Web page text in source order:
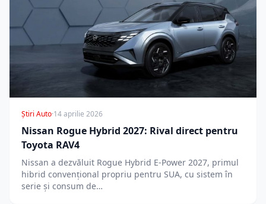
Știri Auto·14 aprilie 2026
Nissan Rogue Hybrid 2027: Rival direct pentru
Toyota RAV4
Nissan a dezvăluit Rogue Hybrid E-Power 2027, primul
hibrid convențional propriu pentru SUA, cu sistem în
serie și consum de…